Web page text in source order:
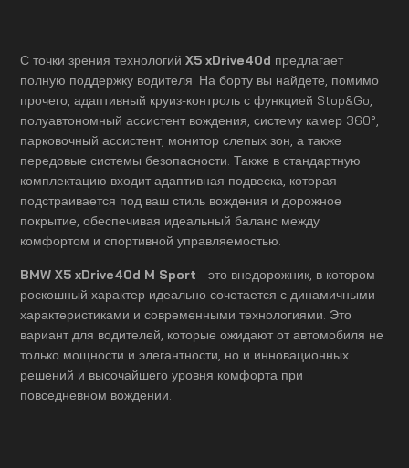
С точки зрения технологийX5 xDrive40d предлагает
полную поддержку водителя. На борту вы найдете, помимо
прочего, адаптивный круиз-контроль с функцией Stop&Go,
полуавтономный ассистент вождения, систему камер 360°,
парковочный ассистент, монитор слепых зон, а также
передовые системы безопасности. Также в стандартную
комплектацию входит адаптивная подвеска, которая
подстраивается под ваш стиль вождения и дорожное
покрытие, обеспечивая идеальный баланс между
комфортом и спортивной управляемостью.
BMW X5 xDrive40d M Sport- это внедорожник, в котором
роскошный характер идеально сочетается с динамичными
характеристиками и современными технологиями. Это
вариант для водителей, которые ожидают от автомобиля не
только мощности и элегантности, но и инновационных
решений и высочайшего уровня комфорта при
повседневном вождении.